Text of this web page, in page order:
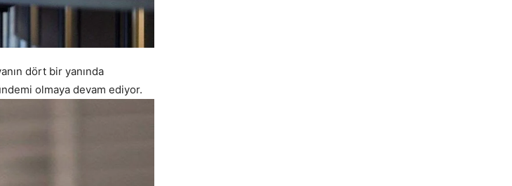
dört bir yanında
olmaya devam ediyor.